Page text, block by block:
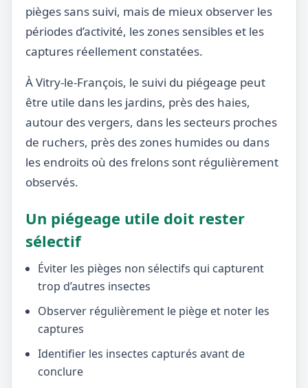
pièges sans suivi, mais de mieux observer les
périodes d’activité, les zones sensibles et les
captures réellement constatées.
À Vitry-le-François, le suivi du piégeage peut
être utile dans les jardins, près des haies,
autour des vergers, dans les secteurs proches
de ruchers, près des zones humides ou dans
les endroits où des frelons sont régulièrement
observés.
Un piégeage utile doit rester
sélectif
Éviter les pièges non sélectifs qui capturent
trop d’autres insectes
Observer régulièrement le piège et noter les
captures
Identifier les insectes capturés avant de
conclure